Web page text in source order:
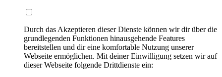
Durch das Akzeptieren dieser Dienste können wir dir über die
grundlegenden Funktionen hinausgehende Features
bereitstellen und dir eine komfortable Nutzung unserer
Webseite ermöglichen. Mit deiner Einwilligung setzen wir auf
dieser Webseite folgende Drittdienste ein: